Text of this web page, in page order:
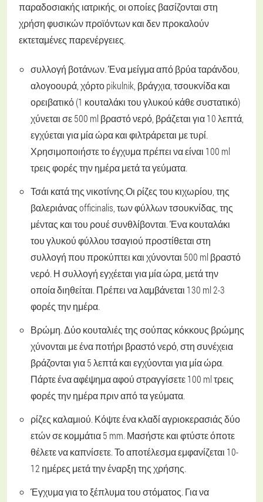
παραδοσιακής ιατρικής, οι οποίες βασίζονται στη
χρήση φυσικών προϊόντων και δεν προκαλούν
εκτεταμένες παρενέργειες.
συλλογή βοτάνων. Ένα μείγμα από βρύα ταράνδου,
αλογοουρά, χόρτο pikulnik, βράγχια, τσουκνίδα και
ορειβατικό (1 κουταλάκι του γλυκού κάθε συστατικό)
χύνεται σε 500 ml βραστό νερό, βράζεται για 10 λεπτά,
εγχύεται για μία ώρα και φιλτράρεται με τυρί.
Χρησιμοποιήστε το έγχυμα πρέπει να είναι 100 ml
τρεις φορές την ημέρα μετά τα γεύματα.
Τσάι κατά της νικοτίνης.Οι ρίζες του κιχωρίου, της
βαλεριάνας officinalis, των φύλλων τσουκνίδας, της
μέντας και του ρουέ συνθλίβονται. Ένα κουταλάκι
του γλυκού φύλλου τσαγιού προστίθεται στη
συλλογή που προκύπτει και χύνονται 500 ml βραστό
νερό. Η συλλογή εγχέεται για μία ώρα, μετά την
οποία διηθείται. Πρέπει να λαμβάνεται 130 ml 2-3
φορές την ημέρα.
Βρώμη. Δύο κουταλιές της σούπας κόκκους βρώμης
χύνονται με ένα ποτήρι βραστό νερό, στη συνέχεια
βράζονται για 5 λεπτά και εγχύονται για μία ώρα.
Πάρτε ένα αφέψημα αφού στραγγίσετε 100 ml τρεις
φορές την ημέρα πριν από τα γεύματα.
ρίζες καλαμιού. Κόψτε ένα κλαδί αγριοκερασιάς δύο
ετών σε κομμάτια 5 mm. Μασήστε και φτύστε όποτε
θέλετε να καπνίσετε. Το αποτέλεσμα εμφανίζεται 10-
12 ημέρες μετά την έναρξη της χρήσης.
Έγχυμα για το ξέπλυμα του στόματος. Για να